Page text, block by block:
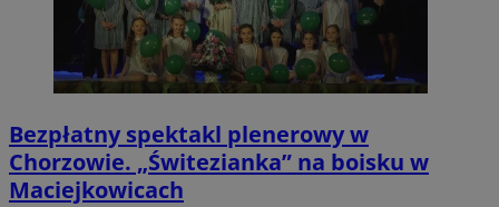
Bezpłatny spektakl plenerowy w
Chorzowie. „Świtezianka” na boisku w
Maciejkowicach